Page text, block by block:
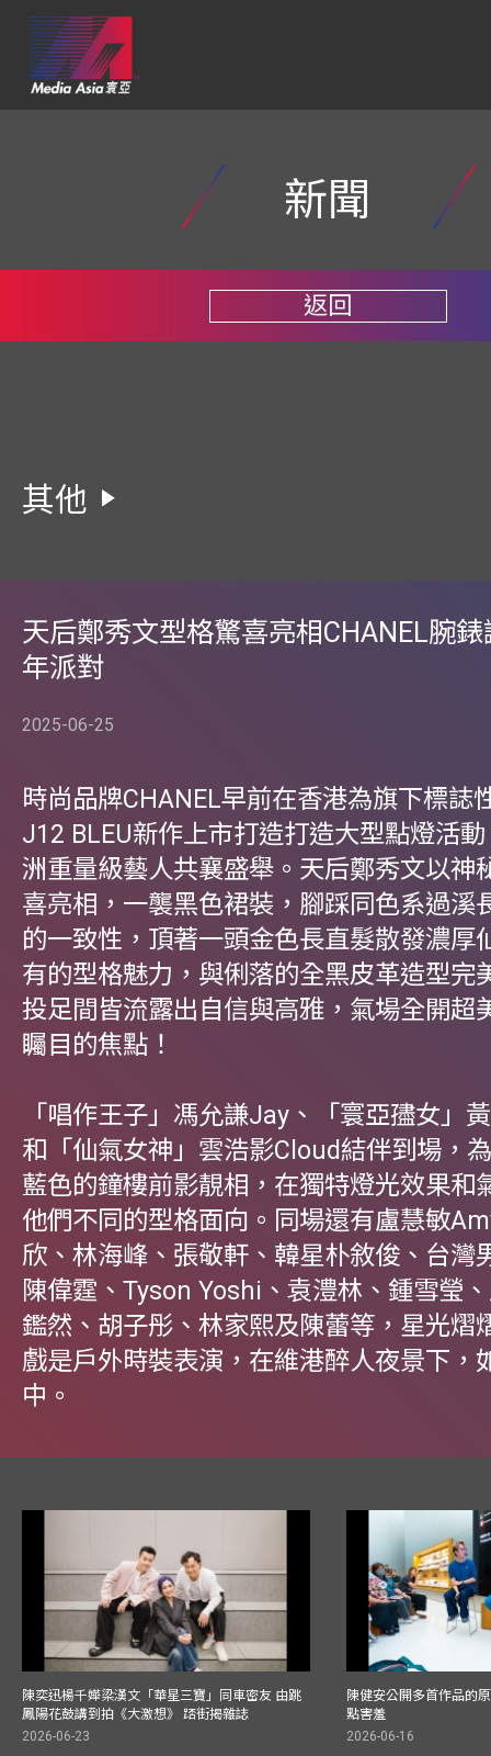
新聞
返回
其他
天后鄭秀文型格驚喜亮相CHANEL腕
年派對
2025-06-25
時尚品牌CHANEL早前在香港為旗下標誌
J12 BLEU新作上市打造打造大型點燈活
洲重量級藝人共襄盛舉。天后鄭秀文以神
喜亮相，一襲黑色裙裝，腳踩同色系過溪
的一致性，頂著一頭金色長直髮散發濃厚
有的型格魅力，與俐落的全黑皮革造型完
投足間皆流露出自信與高雅，氣場全開超
矚目的焦點！
「唱作王子」馮允謙Jay、「寰亞孻女」
和「仙氣女神」雲浩影Cloud結伴到場，
藍色的鐘樓前影靚相，在獨特燈光效果和
他們不同的型格面向。同場還有盧慧敏
欣、林海峰、張敬軒、韓星朴敘俊、台灣
陳偉霆、Tyson Yoshi、袁澧林、鍾雪瑩
鑑然、胡子彤、林家熙及陳蕾等，星光熠
戲是戶外時裝表演，在維港醉人夜景下，
中。
陳奕迅楊千嬅梁漢文「華星三寶」同車密友 由跳
鳳陽花鼓講到拍《大激想》 踎街揭雜誌
2026-06-23
陳健安公開多首作品的
點害羞
2026-06-16